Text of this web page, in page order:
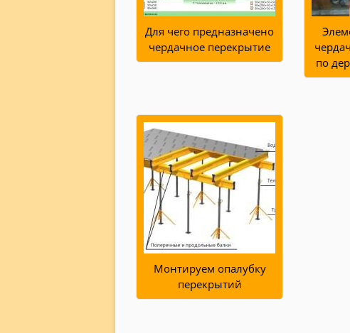
Для чего предназначено
чердачное перекрытие
по
Монтируем опалубку
перекрытий